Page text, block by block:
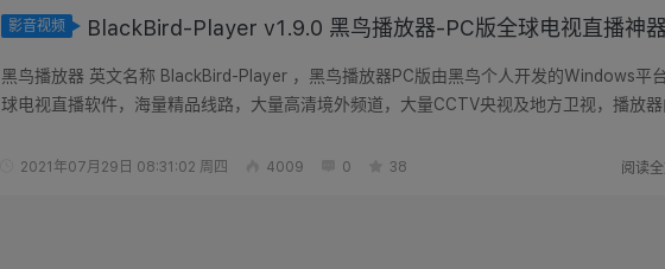
影音视频 BlackBird-Player v1.9.0 黑鸟播放器-PC版全球电视直播神器
黑鸟播放器 英文名称 BlackBird-Player ，黑鸟播放器PC版由黑鸟个人开发的Windows平
球电视直播软件，海量精品线路，大量高清境外频道，大量CCTV央视及地方卫视，播放器
阅读
2021年07月29日 08:31:02 周四 4009 0 38